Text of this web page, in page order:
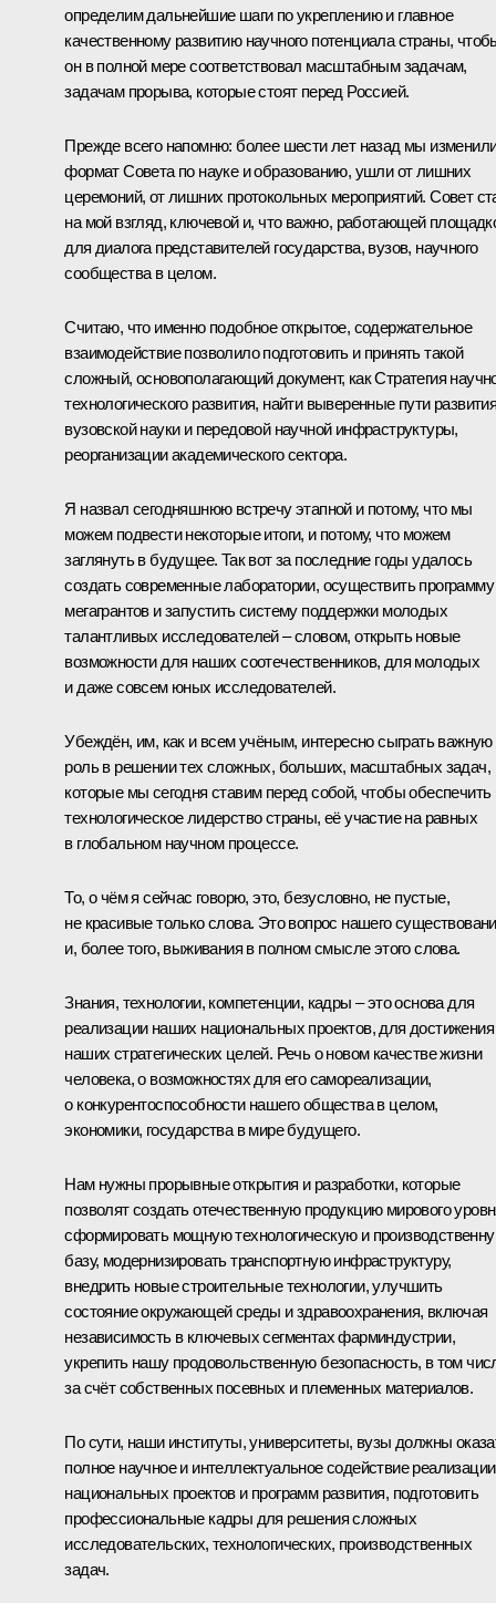
определим дальнейшие шаги по укреплению и главное
качественному развитию научного потенциала страны,
он в полной мере соответствовал масштабным задачам,
задачам прорыва, которые стоят перед Россией.
Прежде всего напомню: более шести лет назад мы
формат Совета по науке и образованию, ушли от лишних
церемоний, от лишних протокольных мероприятий. Совет
на мой взгляд, ключевой и, что важно, работающей
для диалога представителей государства, вузов, научного
сообщества в целом.
Считаю, что именно подобное открытое, содержательное
взаимодействие позволило подготовить и принять такой
сложный, основополагающий документ, как Стратегия
технологического развития, найти выверенные пути
вузовской науки и передовой научной инфраструктуры,
реорганизации академического сектора.
Я назвал сегодняшнюю встречу этапной и потому, что мы
можем подвести некоторые итоги, и потому, что можем
заглянуть в будущее. Так вот за последние годы удалось
создать современные лаборатории, осуществить программу
мегагрантов и запустить систему поддержки молодых
талантливых исследователей – словом, открыть новые
возможности для наших соотечественников, для молодых
и даже совсем юных исследователей.
Убеждён, им, как и всем учёным, интересно сыграть важную
роль в решении тех сложных, больших, масштабных задач,
которые мы сегодня ставим перед собой, чтобы обеспечить
технологическое лидерство страны, её участие на равных
в глобальном научном процессе.
То, о чём я сейчас говорю, это, безусловно, не пустые,
не красивые только слова. Это вопрос нашего
и, более того, выживания в полном смысле этого слова.
Знания, технологии, компетенции, кадры – это основа для
реализации наших национальных проектов, для достижения
наших стратегических целей. Речь о новом качестве жизни
человека, о возможностях для его самореализации,
о конкурентоспособности нашего общества в целом,
экономики, государства в мире будущего.
Нам нужны прорывные открытия и разработки, которые
позволят создать отечественную продукцию мирового
сформировать мощную технологическую и
базу, модернизировать транспортную инфраструктуру,
внедрить новые строительные технологии, улучшить
состояние окружающей среды и здравоохранения, включая
независимость в ключевых сегментах фарминдустрии,
укрепить нашу продовольственную безопасность, в том
за счёт собственных посевных и племенных материалов.
По сути, наши институты, университеты, вузы должны
полное научное и интеллектуальное содействие реализации
национальных проектов и программ развития, подготовить
профессиональные кадры для решения сложных
исследовательских, технологических, производственных
задач.